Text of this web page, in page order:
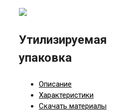
Утилизируемая
упаковка
Описание
Характеристики
Скачать материалы